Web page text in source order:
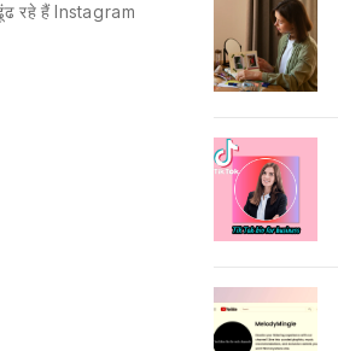
रहे हैं Instagram